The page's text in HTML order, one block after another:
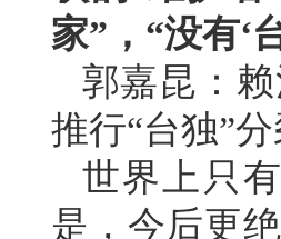
家”，“没有‘
郭嘉昆：
推行“台独”
世界上只
是，今后更